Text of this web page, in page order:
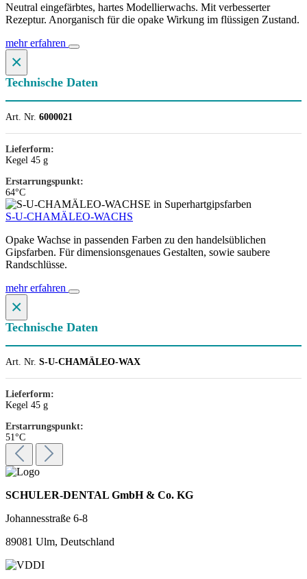
Neutral eingefärbtes, hartes Modellierwachs. Mit verbesserter
Rezeptur. Anorganisch für die opake Wirkung im flüssigen Zustand.
mehr erfahren
×
Technische Daten
Art. Nr. 6000021
Lieferform:
Kegel 45 g
Erstarrungspunkt:
64°C
S-U-CHAMÄLEO-WACHS
Opake Wachse in passenden Farben zu den handelsüblichen
Gipsfarben. Für dimensionsgenaues Gestalten, sowie saubere
Randschlüsse.
mehr erfahren
×
Technische Daten
Art. Nr. S-U-CHAMÄLEO-WAX
Lieferform:
Kegel 45 g
Erstarrungspunkt:
51°C
SCHULER-DENTAL GmbH & Co. KG
Johannesstraße 6-8
89081 Ulm, Deutschland